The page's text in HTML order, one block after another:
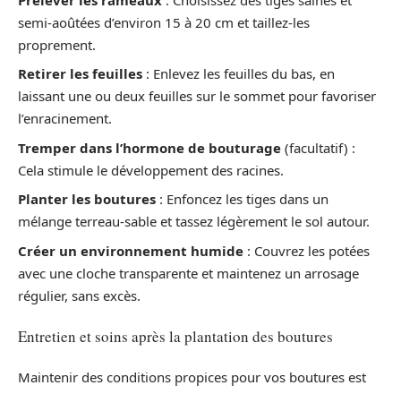
semi-aoûtées d’environ 15 à 20 cm et taillez-les
proprement.
Retirer les feuilles : Enlevez les feuilles du bas, en
laissant une ou deux feuilles sur le sommet pour favoriser
l’enracinement.
Tremper dans l’hormone de bouturage (facultatif) :
Cela stimule le développement des racines.
Planter les boutures : Enfoncez les tiges dans un
mélange terreau-sable et tassez légèrement le sol autour.
Créer un environnement humide : Couvrez les potées
avec une cloche transparente et maintenez un arrosage
régulier, sans excès.
Entretien et soins après la plantation des boutures
Maintenir des conditions propices pour vos boutures est